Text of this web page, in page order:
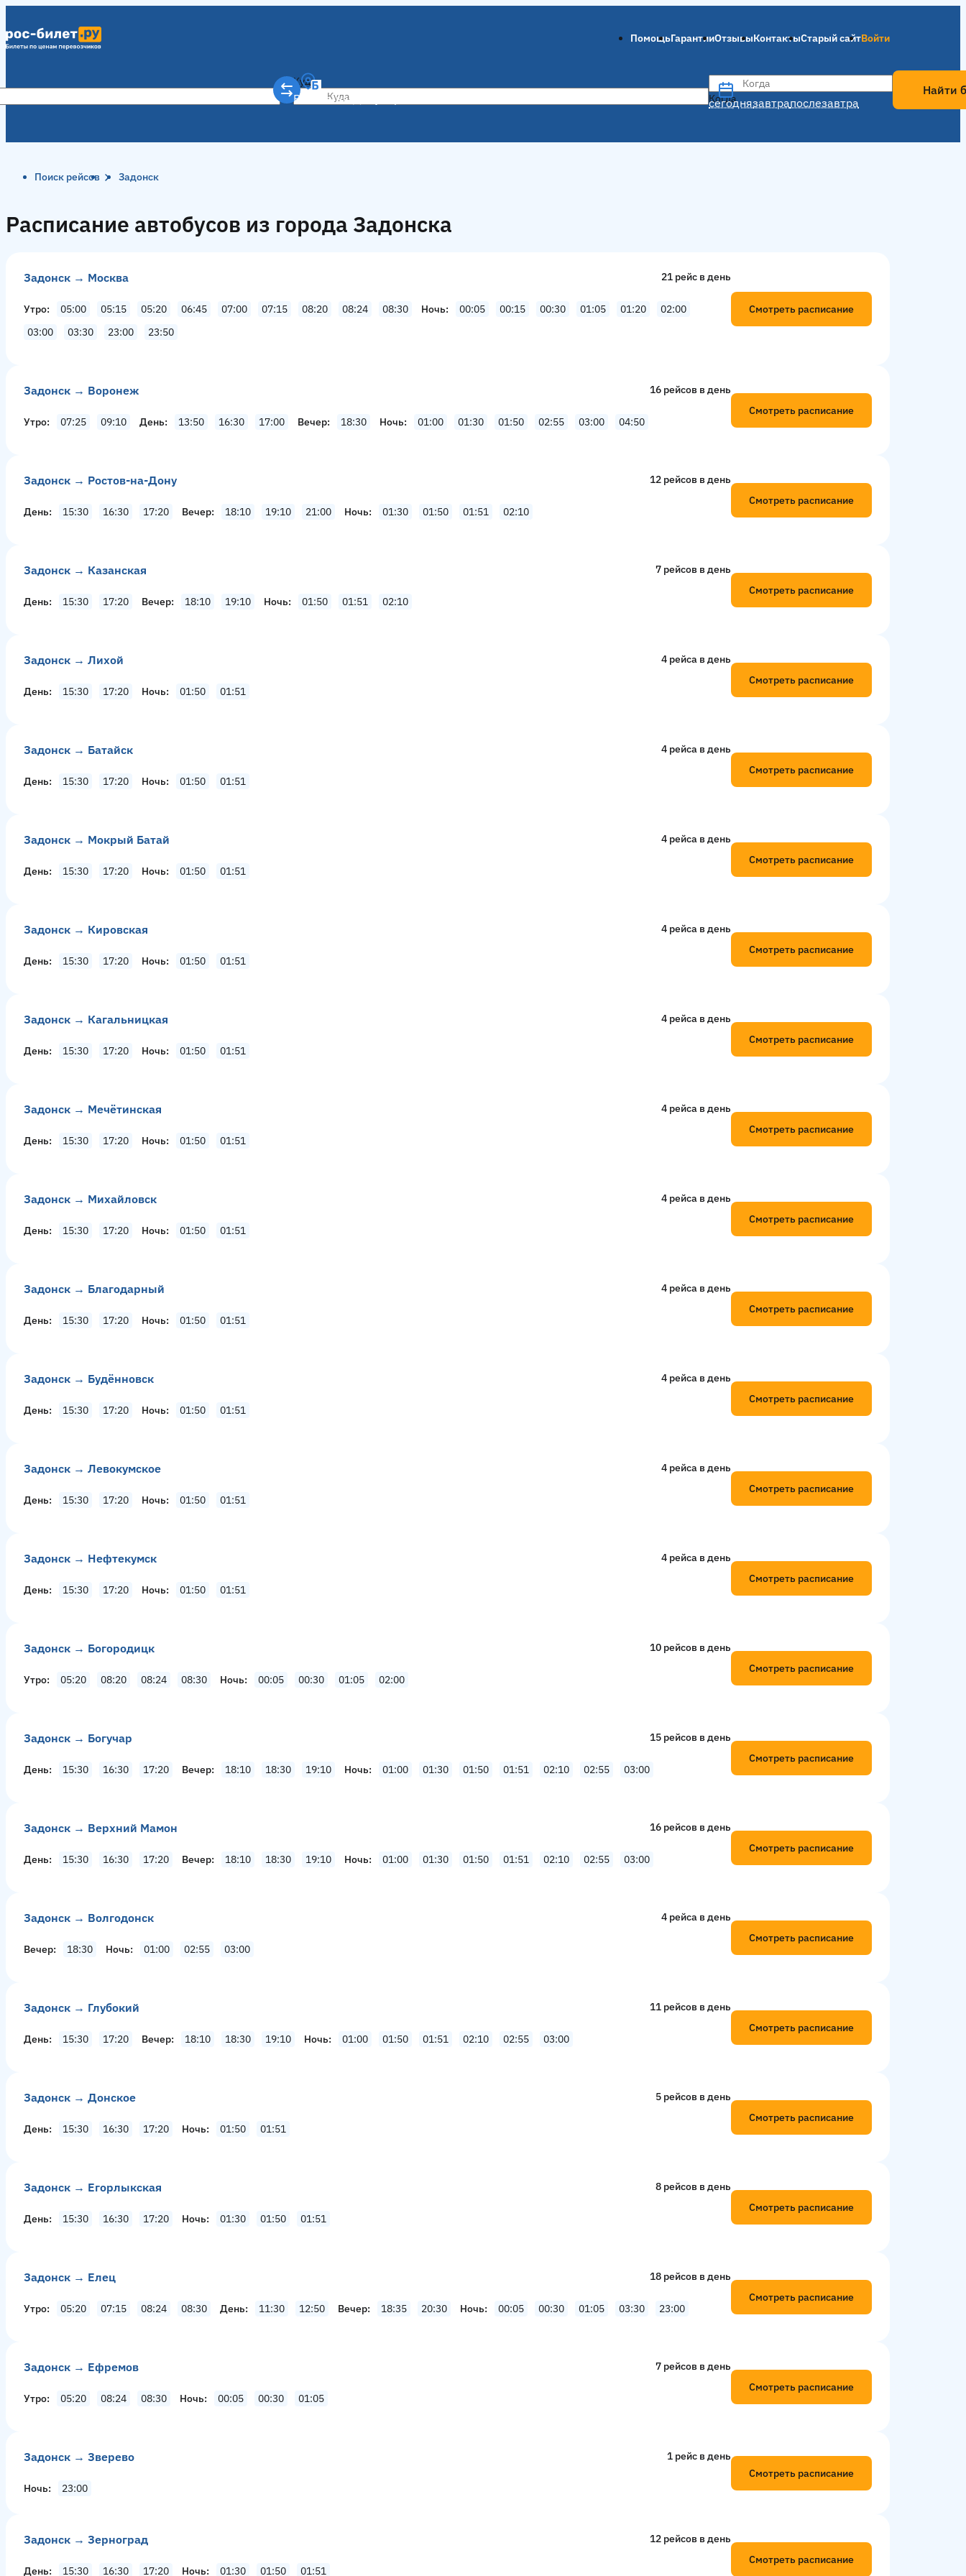
ПомощьГарантииОтзывыКонтактыСтарый сайтВойти
Куда
Ростов-на-Дону
Когда
сегоднязавтрапослезавтра
Когда
Найти
Поиск рейсов Задонск
Расписание автобусов из города Задонска
Задонск → Москва 21 рейс в день
Утро 05:00 05:15 05:20 06:45 07:00 07:15 08:20 08:24 08:30 Ночь 00:05 00:15 00:30 01:05 01:20
02:00
03:00
03:30 23:00 23:50
Смотреть расписание
Задонск → Воронеж 16 рейсов в день
Утро 07:25 09:10 День 13:50 16:30 17:00 Вечер 18:30 Ночь 01:00 01:30 01:50 02:55 03:00 04:50
Смотреть расписание
Задонск → Ростов-на-Дону 12 рейсов в день
День 15:30 16:30 17:20 Вечер 18:10 19:10 21:00 Ночь 01:30 01:50 01:51 02:10
Смотреть расписание
Задонск → Казанская 7 рейсов в день
День 15:30 17:20 Вечер 18:10 19:10 Ночь 01:50 01:51 02:10
Смотреть расписание
Задонск → Лихой 4 рейсa в день
День 15:30 17:20 Ночь 01:50 01:51
Смотреть расписание
Задонск → Батайск 4 рейсa в день
День 15:30 17:20 Ночь 01:50 01:51
Смотреть расписание
Задонск → Мокрый Батай 4 рейсa в день
День 15:30 17:20 Ночь 01:50 01:51
Смотреть расписание
Задонск → Кировская 4 рейсa в день
День 15:30 17:20 Ночь 01:50 01:51
Смотреть расписание
Задонск → Кагальницкая 4 рейсa в день
День 15:30 17:20 Ночь 01:50 01:51
Смотреть расписание
Задонск → Мечётинская 4 рейсa в день
День 15:30 17:20 Ночь 01:50 01:51
Смотреть расписание
Задонск → Михайловск 4 рейсa в день
День 15:30 17:20 Ночь 01:50 01:51
Смотреть расписание
Задонск → Благодарный 4 рейсa в день
День 15:30 17:20 Ночь 01:50 01:51
Смотреть расписание
Задонск → Будённовск 4 рейсa в день
День 15:30 17:20 Ночь 01:50 01:51
Смотреть расписание
Задонск → Левокумское 4 рейсa в день
День 15:30 17:20 Ночь 01:50 01:51
Смотреть расписание
Задонск → Нефтекумск 4 рейсa в день
День 15:30 17:20 Ночь 01:50 01:51
Смотреть расписание
Задонск → Богородицк 10 рейсов в день
Утро 05:20 08:20 08:24 08:30 Ночь 00:05 00:30 01:05 02:00
Смотреть расписание
Задонск → Богучар 15 рейсов в день
День 15:30 16:30 17:20 Вечер 18:10 18:30 19:10 Ночь 01:00 01:30 01:50 01:51 02:10 02:55 03:00
Смотреть расписание
Задонск → Верхний Мамон 16 рейсов в день
День 15:30 16:30 17:20 Вечер 18:10 18:30 19:10 Ночь 01:00 01:30 01:50 01:51 02:10 02:55 03:00
Смотреть расписание
Задонск → Волгодонск 4 рейсa в день
Вечер 18:30 Ночь 01:00 02:55 03:00
Смотреть расписание
Задонск → Глубокий 11 рейсов в день
День 15:30 17:20 Вечер 18:10 18:30 19:10 Ночь 01:00 01:50 01:51 02:10 02:55 03:00
Смотреть расписание
Задонск → Донское 5 рейсов в день
День 15:30 16:30 17:20 Ночь 01:50 01:51
Смотреть расписание
Задонск → Егорлыкская 8 рейсов в день
День 15:30 16:30 17:20 Ночь 01:30 01:50 01:51
Смотреть расписание
Задонск → Елец 18 рейсов в день
Утро 05:20 07:15 08:24 08:30 День 11:30 12:50 Вечер 18:35 20:30 Ночь 00:05 00:30 01:05 03:30 23:00
Смотреть расписание
Задонск → Ефремов 7 рейсов в день
Утро 05:20 08:24 08:30 Ночь 00:05 00:30 01:05
Смотреть расписание
Задонск → Зверево 1 рейс в день
Ночь 23:00
Смотреть расписание
Задонск → Зерноград 12 рейсов в день
День 15:30 16:30 17:20 Ночь 01:30 01:50 01:51
Смотреть расписание